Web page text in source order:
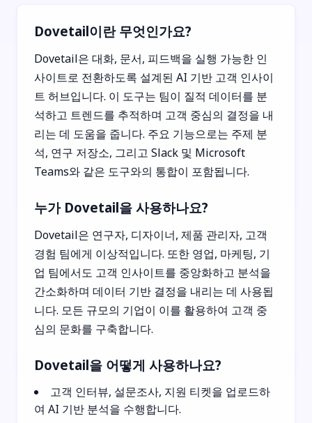
Dovetail이란 무엇인가요?
Dovetail은 대화, 문서, 피드백을 실행 가능한 인
사이트로 전환하도록 설계된 AI 기반 고객 인사이
트 허브입니다. 이 도구는 팀이 질적 데이터를 분
석하고 트렌드를 추적하며 고객 중심의 결정을 내
리는 데 도움을 줍니다. 주요 기능으로는 주제 분
석, 연구 저장소, 그리고 Slack 및 Microsoft
Teams와 같은 도구와의 통합이 포함됩니다.
누가 Dovetail을 사용하나요?
Dovetail은 연구자, 디자이너, 제품 관리자, 고객
경험 팀에게 이상적입니다. 또한 영업, 마케팅, 기
업 팀에서도 고객 인사이트를 중앙화하고 분석을
간소화하며 데이터 기반 결정을 내리는 데 사용됩
니다. 모든 규모의 기업이 이를 활용하여 고객 중
심의 문화를 구축합니다.
Dovetail을 어떻게 사용하나요?
고객 인터뷰, 설문조사, 지원 티켓을 업로드하
여 AI 기반 분석을 수행합니다.